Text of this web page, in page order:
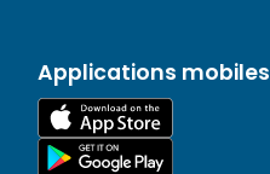
Applications mobiles